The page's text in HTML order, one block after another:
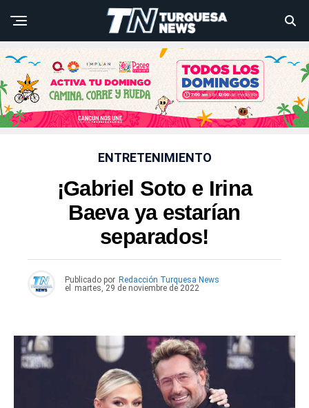
ENTRETENIMIENTO
¡Gabriel Soto e Irina
Baeva ya estarían
separados!
Publicado por Redacción Turquesa News
el
martes, 29 de noviembre de 2022